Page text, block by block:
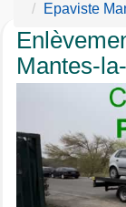
Epaviste
Mantes-